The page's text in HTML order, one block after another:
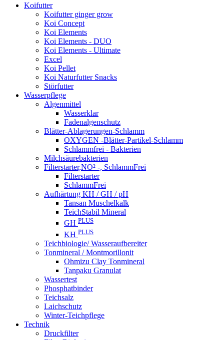
Koifutter
Koifutter ginger grow
Koi Concept
Koi Elements
Koi Elements - DUO
Koi Elements - Ultimate
Excel
Koi Pellet
Koi Naturfutter Snacks
Störfutter
Wasserpflege
Algenmittel
Wasserklar
Fadenalgenschutz
Blätter-Ablagerungen-Schlamm
OXYGEN -Blätter-Partikel-Schlamm
Schlammfrei - Bakterien
Milchsäurebakterien
Filterstarter,NO² -, SchlammFrei
Filterstarter
SchlammFrei
Aufhärtung KH / GH / pH
Tansan Muschelkalk
TeichStabil Mineral
GH PLUS
KH PLUS
Teichbiologie/ Wasseraufbereiter
Tonmineral / Montmorillonit
Ohmizu Clay Tonmineral
Tanpaku Granulat
Wassertest
Phosphatbinder
Teichsalz
Laichschutz
Winter-Teichpflege
Technik
Druckfilter